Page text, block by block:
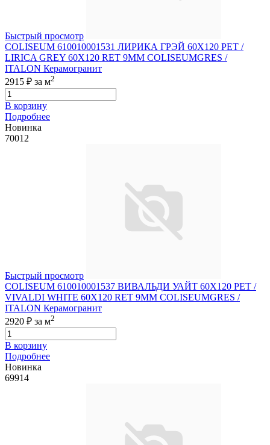
Быстрый просмотр
COLISEUM 610010001531 ЛИРИКА ГРЭЙ 60X120 РЕТ /
LIRICA GREY 60X120 RET 9MM COLISEUMGRES /
ITALON Керамогранит
2915 ₽ за м2
В корзину
Подробнее
Новинка
70012
Быстрый просмотр
COLISEUM 610010001537 ВИВАЛЬДИ УАЙТ 60X120 РЕТ /
VIVALDI WHITE 60X120 RET 9MM COLISEUMGRES /
ITALON Керамогранит
2920 ₽ за м2
В корзину
Подробнее
Новинка
69914